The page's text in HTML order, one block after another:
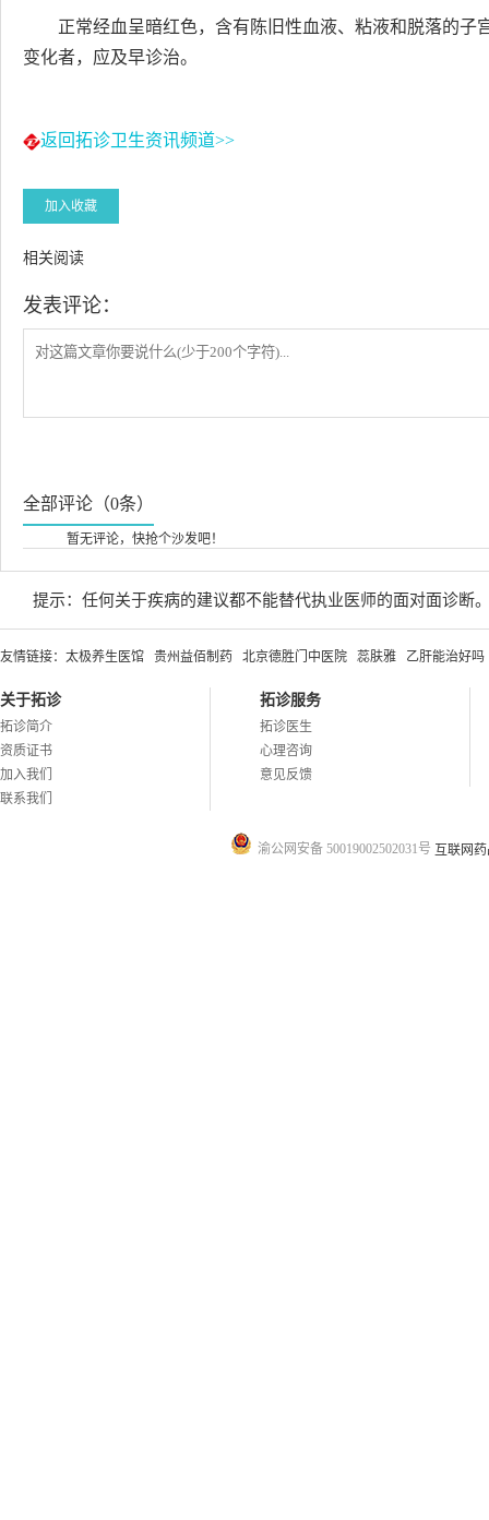
正常经血呈暗红色，含有陈旧性血液、粘液和脱落的
变化者，应及早诊治。
返回拓诊卫生资讯频道>>
加入收藏
相关阅读
发表评论：
全部评论（0条）
暂无评论，快抢个沙发吧！
提示：任何关于疾病的建议都不能替代执业医师的面对面诊断
友情链接： 太极养生医馆 贵州益佰制药 北京德胜门中医院 蕊肤雅 乙肝能治好吗
关于拓诊
拓诊简介
资质证书
加入我们
联系我们
拓诊服务
拓诊医生
心理咨询
意见反馈
渝公网安备 50019002502031号 互联网